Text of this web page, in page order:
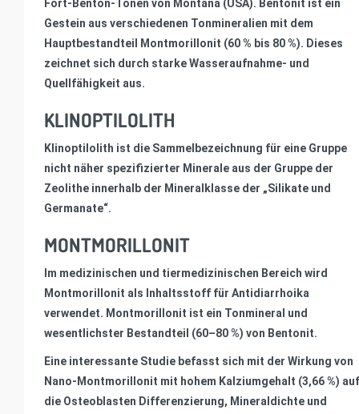
Fort-Benton-Tonen von Montana (USA). Bentonit ist ein
Gestein aus verschiedenen Tonmineralien mit dem
Hauptbestandteil Montmorillonit (60 % bis 80 %). Dieses
zeichnet sich durch starke Wasseraufnahme- und
Quellfähigkeit aus.
KLINOPTILOLITH
Klinoptilolith ist die Sammelbezeichnung für eine Gruppe
nicht näher spezifizierter Minerale aus der Gruppe der
Zeolithe innerhalb der Mineralklasse der „Silikate und
Germanate“.
MONTMORILLONIT
Im medizinischen und tiermedizinischen Bereich wird
Montmorillonit als Inhaltsstoff für Antidiarrhoika
verwendet. Montmorillonit ist ein Tonmineral und
wesentlichster Bestandteil (60–80 %) von Bentonit.
Eine interessante Studie befasst sich mit der Wirkung von
Nano-Montmorillonit mit hohem Kalziumgehalt (3,66 %) auf
die Osteoblasten Differenzierung, Mineraldichte und